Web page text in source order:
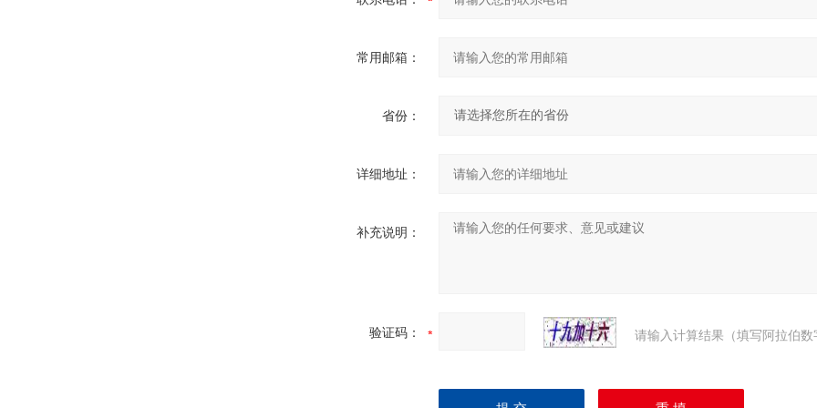
常用邮箱：
省份：
详细地址：
补充说明：
验证码： 请输入计算结果（填写阿拉伯